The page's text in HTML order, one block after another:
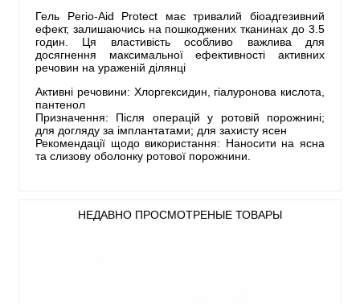
Гель Perio-Aid Protect має тривалий біоадгезивний
ефект, залишаючись на пошкоджених тканинах до 3.5
годин. Ця властивість особливо важлива для
досягнення максимальної ефективності активних
речовин на ураженій ділянці
Активні речовини: Хлоргексидин, гіалуронова кислота,
пантенол
Призначення: Після операцій у ротовій порожнині;
для догляду за імплантатами; для захисту ясен
Рекомендації щодо використання: Наносити на ясна
та слизову оболонку ротової порожнини.
НЕДАВНО ПРОСМОТРЕНЫЕ ТОВАРЫ